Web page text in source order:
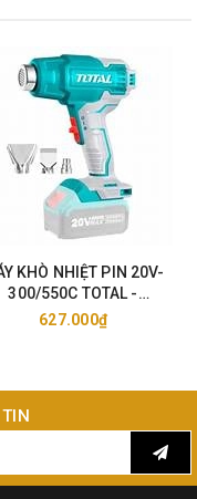
KHÒ NHIỆT PIN 20V-
300/550C TOTAL -
TBLI2002/25
627.000₫